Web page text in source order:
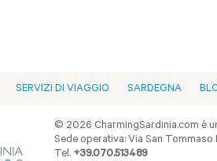
SERVIZI DI VIAGGIO SARDEGNA
© 2026 CharmingSardinia.com è
Sede operativa: Via San
Tel. +39.070.513489